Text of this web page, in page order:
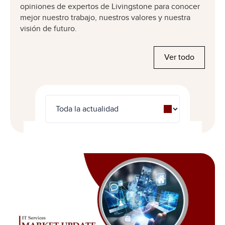
opiniones de expertos de Livingstone para conocer
mejor nuestro trabajo, nuestros valores y nuestra
visión de futuro.
Ver todo